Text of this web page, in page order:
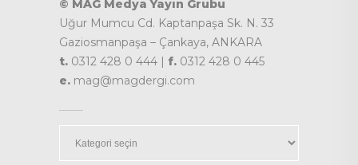
© MAG Medya Yayın Grubu
Uğur Mumcu Cd. Kaptanpaşa Sk. N. 33
Gaziosmanpaşa – Çankaya, ANKARA
t. 0312 428 0 444 | f. 0312 428 0 445
e. mag@magdergi.com